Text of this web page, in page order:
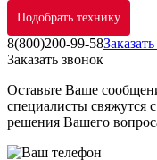
Подобрать технику
8(800)200-99-58
Заказать звонок
Оставьте Ваше
специалисты свяжутся
решения Вашего